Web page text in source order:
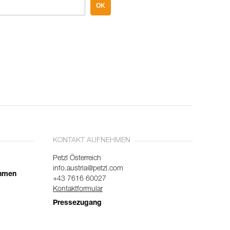
OK
KONTAKT AUFNEHMEN
Petzl Österreich
info.austria@petzl.com
+43 7616 60027
Kontaktformular
Pressezugang